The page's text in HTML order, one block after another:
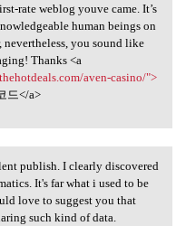
rate weblog youve came. It’s
human beings on
nevertheless, you sound like
Thanks <a
aven-casino/">
드</a>
publish
publish. I clearly discovered
It's far what i used to be
love to suggest you that
such kind of data.